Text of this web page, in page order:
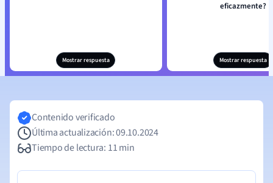
Mostrar respuesta
eficazmente?
Mostrar respuesta
Contenido verificado
Última actualización: 09.10.2024
Tiempo de lectura: 11 min